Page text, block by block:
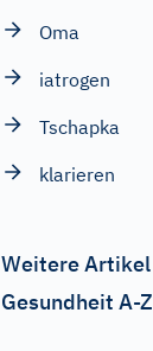
Oma
iatrogen
Tschapka
klarieren
Weitere
Gesundheit A-Z